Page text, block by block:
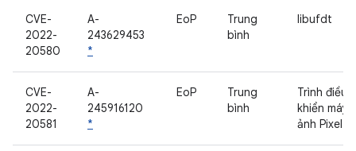
CVE-
2022-
20580
A-
243629453
*
EoP
Trung
bình
libufdt
CVE-
2022-
20581
A-
245916120
*
EoP
Trung
bình
Trình điều
khiển máy
ảnh Pixel